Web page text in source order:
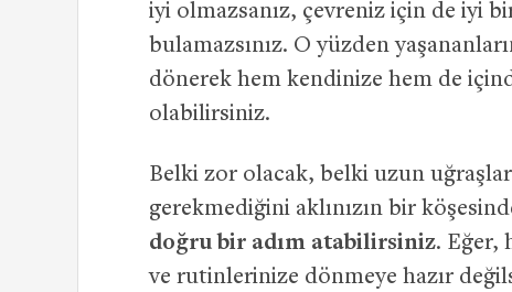
iyi olmazsanız, çevreniz için de iyi
bulamazsınız. O yüzden
dönerek hem kendinize hem de
olabilirsiniz.
Belki zor olacak, belki uzun
gerekmediğini aklınızın bir
doğru bir adım atabilirsiniz. Eğer,
ve rutinlerinize dönmeye hazır